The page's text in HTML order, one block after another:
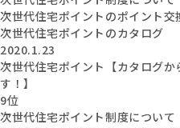
次世代住宅ポイントのポイント交
次世代住宅ポイントのカタログ
2020.1.23
次世代住宅ポイント【カタログ
す！】
9位
次世代住宅ポイント制度について